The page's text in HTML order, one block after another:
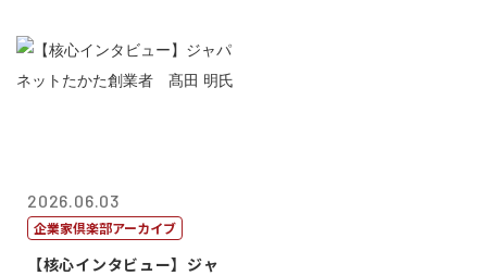
2026.06.03
企業家倶楽部アーカイブ
【核心インタビュー】ジャ